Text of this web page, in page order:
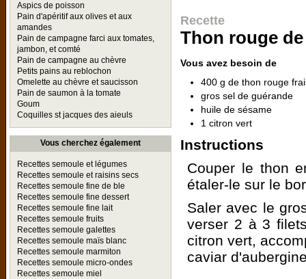
Aspics de poisson
Pain d'apéritif aux olives et aux
amandes
Pain de campagne farci aux tomates,
jambon, et comté
Pain de campagne au chèvre
Petits pains au reblochon
Omelette au chèvre et saucisson
Pain de saumon à la tomate
Goum
Coquilles st jacques des aieuls
Vous cherchez également
Recettes semoule et légumes
Recettes semoule et raisins secs
Recettes semoule fine de ble
Recettes semoule fine dessert
Recettes semoule fine lait
Recettes semoule fruits
Recettes semoule galettes
Recettes semoule maïs blanc
Recettes semoule marmiton
Recettes semoule micro-ondes
Recettes semoule miel
Recette
Thon rouge
Vous avez besoin de
400 g de thon rouge
gros sel de guérande
huile de sésame
1 citron vert
Instructions
Couper le thon
étaler-le sur le
Saler avec le
verser 2 à 3
citron vert,
caviar